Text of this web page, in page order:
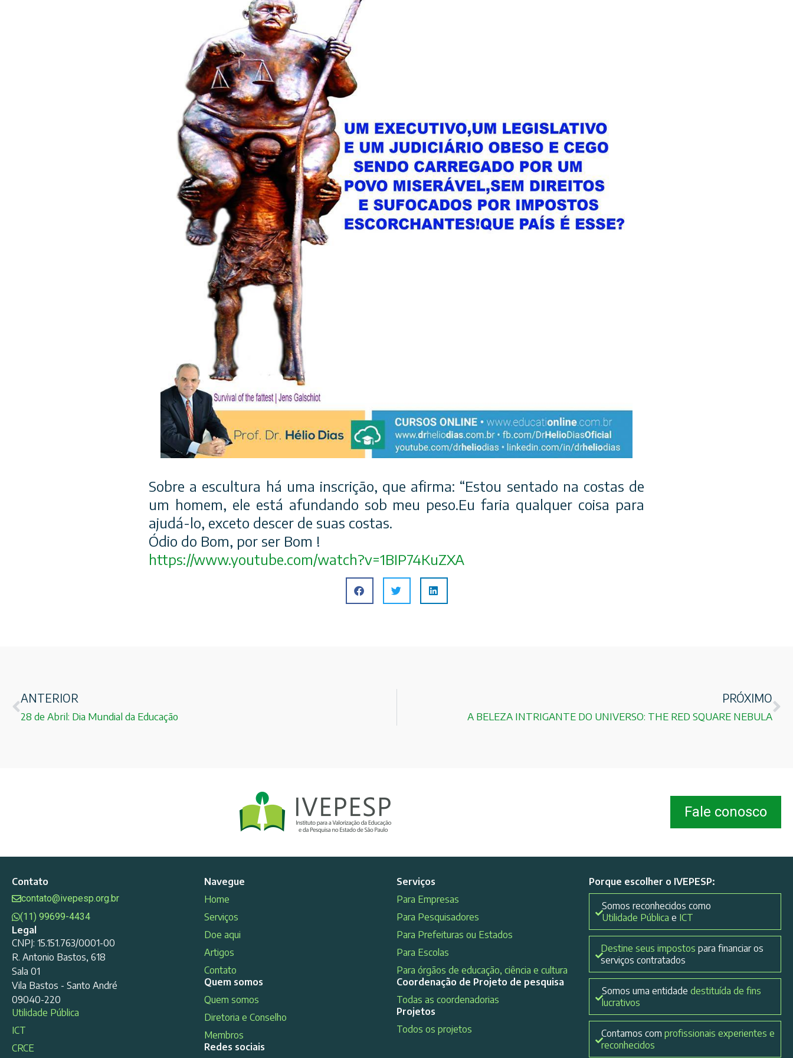
Sobre a escultura há uma inscrição, que afirma: “Estou sentado na costas de
um homem, ele está afundando sob meu peso.Eu faria qualquer coisa para
ajudá-lo, exceto descer de suas costas.
Ódio do Bom, por ser Bom !
https://www.youtube.com/watch?v=1BIP74KuZXA
ANTERIOR
28 de Abril: Dia Mundial da Educação
PRÓXIMO
A BELEZA INTRIGANTE DO UNIVERSO: THE RED SQUARE NEBULA
Fale conosco
Contato
contato@ivepesp.org.br
(11) 99699-4434
Legal
CNPJ: 15.151.763/0001-00
R. Antonio Bastos, 618
Sala 01
Vila Bastos - Santo André
09040-220
Utilidade Pública
ICT
CRCE
Navegue
Home
Serviços
Doe aqui
Artigos
Contato
Quem somos
Quem somos
Diretoria e Conselho
Membros
Redes sociais
Serviços
Para Empresas
Para Pesquisadores
Para Prefeituras ou Estados
Para Escolas
Para órgãos de educação, ciência e cultura
Coordenação de Projeto de pesquisa
Todas as coordenadorias
Projetos
Todos os projetos
Porque escolher o IVEPESP:
Somos reconhecidos como
Utilidade Pública e ICT
Destine seus impostos para financiar os
serviços contratados
Somos uma entidadedestituída de fins
lucrativos
Contamos com profissionais experientes e
reconhecidos